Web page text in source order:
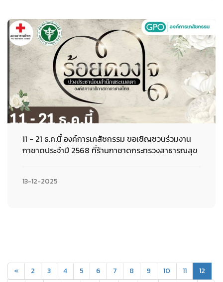
11 - 21 ธ.ค.นี้ องค์การเภสัชกรรม ขอเชิญชวนร่วมงาน
กาชาดประจำปี 2568 ที่ร้านกาชาดกระทรวงสาธารณสุข
13-12-2025
« 2 3 4 5 6 7 8 9 10 11 12